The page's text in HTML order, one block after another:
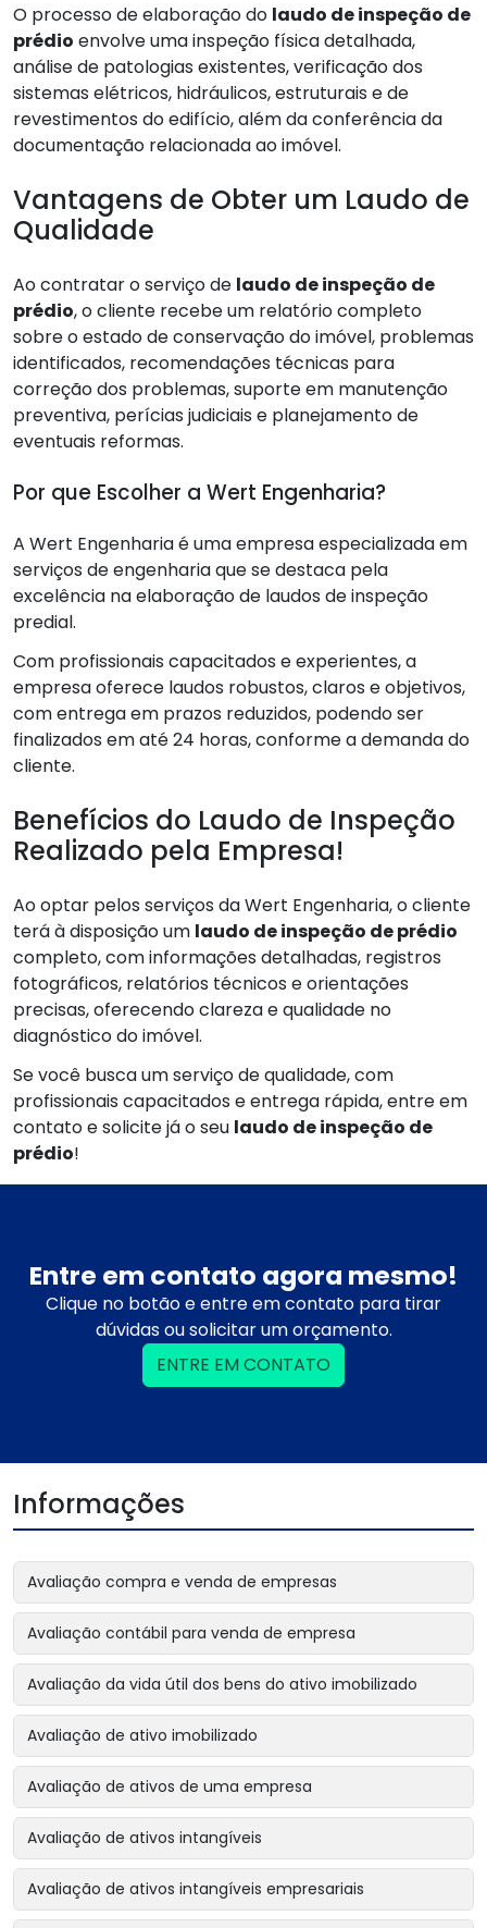
O processo de elaboração do laudo de inspeção de
prédio envolve uma inspeção física detalhada,
análise de patologias existentes, verificação dos
sistemas elétricos, hidráulicos, estruturais e de
revestimentos do edifício, além da conferência da
documentação relacionada ao imóvel.
Vantagens de Obter um Laudo de
Qualidade
Ao contratar o serviço de laudo de inspeção de
prédio, o cliente recebe um relatório completo
sobre o estado de conservação do imóvel, problemas
identificados, recomendações técnicas para
correção dos problemas, suporte em manutenção
preventiva, perícias judiciais e planejamento de
eventuais reformas.
Por que Escolher a Wert Engenharia?
A Wert Engenharia é uma empresa especializada em
serviços de engenharia que se destaca pela
excelência na elaboração de laudos de inspeção
predial.
Com profissionais capacitados e experientes, a
empresa oferece laudos robustos, claros e objetivos,
com entrega em prazos reduzidos, podendo ser
finalizados em até 24 horas, conforme a demanda do
cliente.
Benefícios do Laudo de Inspeção
Realizado pela Empresa!
Ao optar pelos serviços da Wert Engenharia, o cliente
terá à disposição um laudo de inspeção de prédio
completo, com informações detalhadas, registros
fotográficos, relatórios técnicos e orientações
precisas, oferecendo clareza e qualidade no
diagnóstico do imóvel.
Se você busca um serviço de qualidade, com
profissionais capacitados e entrega rápida, entre em
contato e solicite já o seu laudo de inspeção de
prédio!
Entre em contato agora mesmo!
Clique no botão e entre em contato para tirar
dúvidas ou solicitar um orçamento.
ENTRE EM CONTATO
Informações
Avaliação compra e venda de empresas
Avaliação contábil para venda de empresa
Avaliação da vida útil dos bens do ativo imobilizado
Avaliação de ativo imobilizado
Avaliação de ativos de uma empresa
Avaliação de ativos intangíveis
Avaliação de ativos intangíveis empresariais